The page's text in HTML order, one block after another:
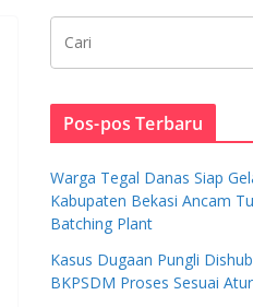
Pos-pos Terbaru
Warga Tegal Danas Siap
Kabupaten Bekasi Ancam
Batching Plant
Kasus Dugaan Pungli
BKPSDM Proses Sesuai